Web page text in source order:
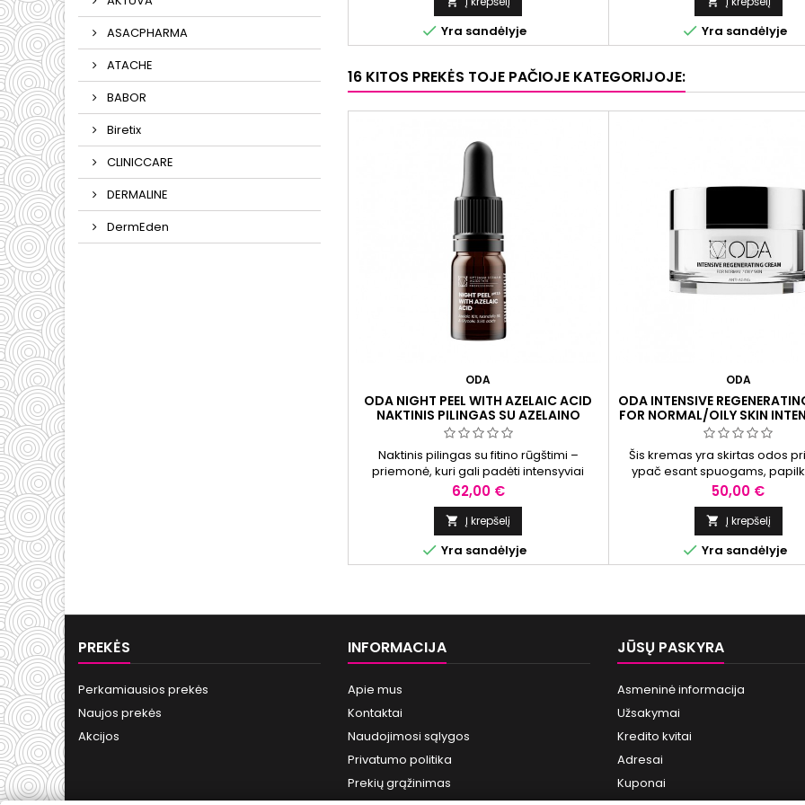
ASACPHARMA
ATACHE
BABOR
Biretix
CLINICCARE
DERMALINE
DermEden
komponentų dėka gali būti palaikoma
odos drėgmės pusiausvyra ir mažinamas
odos jautrumas.
 Yra sandėlyje  Yra sandėlyje
16 KITOS PREKĖS TOJE PAČIOJE KATEGORIJOJE:
ODA
ODA NIGHT PEEL WITH AZELAIC ACID
NAKTINIS PILINGAS SU AZELAINO
RŪGŠTIMI, 2X5 ML
Naktinis pilingas su fitino rūgštimi –
priemonė, kuri gali padėti intensyviai
stangrinti brandžią veido odą, sumažinti
odos nelygumus ir šviesinti pigmentines
dėmes.
Kaina
62,00 €
 Į krepšelį
 Yra sandėlyje
ODA
ODA INTENSIVE
FOR NORMAL/OILY SKIN
VEIKIMO REGENERUOJAMASIS
NORMALIAI/RIEBIAI ODAI,
Šis kremas yra skirtas odos
ypač esant spuogams,
odos požymiams, sutrikusiai
liaukų veiklai ar užsikimšusioms
Sudėtyje esanti glikolio
pritaikyta normaliai/riebiai
siejama su odos atsinaujinimo
drėgmės balanso palaikymu
Kaina
50,00 €
 Į krepšelį
 Yra sandėlyje
PREKĖS
Perkamiausios prekės
Naujos prekės
Akcijos
INFORMACIJA
Apie mus
Kontaktai
Naudojimosi sąlygos
Privatumo politika
Prekių grąžinimas
JŪSŲ PASKYRA
Asmeninė informacija
Užsakymai
Kredito kvitai
Adresai
Kuponai